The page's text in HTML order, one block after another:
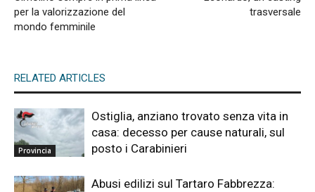
per la valorizzazione del
mondo femminile
trasversale
RELATED ARTICLES
Provincia
Ostiglia, anziano trovato senza vita in
casa: decesso per cause naturali, sul
posto i Carabinieri
Abusi edilizi sul Tartaro Fabbrezza: